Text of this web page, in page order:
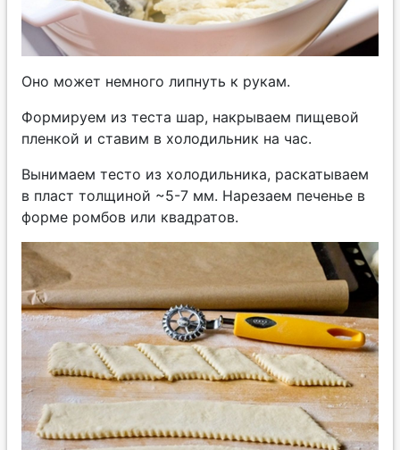
Оно может немного липнуть к рукам.
Формируем из теста шар, накрываем пищевой
пленкой и ставим в холодильник на час.
Вынимаем тесто из холодильника, раскатываем
в пласт толщиной ~5-7 мм. Нарезаем печенье в
форме ромбов или квадратов.